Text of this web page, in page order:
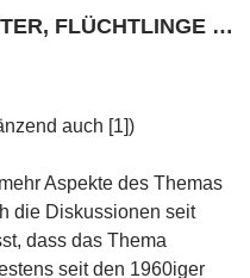
FLÜCHTLINGE …
auch [1])
Aspekte des Themas
die Diskussionen seit
dass das Thema
seit den 1960iger